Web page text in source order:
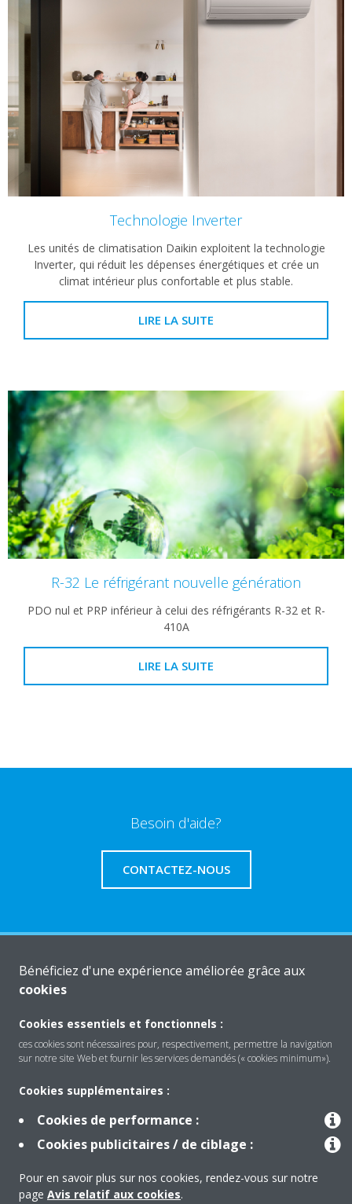
Technologie Inverter
Les unités de climatisation Daikin exploitent la technologie
Inverter, qui réduit les dépenses énergétiques et crée un
climat intérieur plus confortable et plus stable.
LIRE LA SUITE
R-32 Le réfrigérant nouvelle génération
PDO nul et PRP inférieur à celui des réfrigérants R-32 et R-
410A
LIRE LA SUITE
Besoin d'aide?
CONTACTEZ-NOUS
Produits
Solutions
À propos de Daikin
Copyright © Daikin
Politique de confidentialité des données
Bénéficiez d'une expérience améliorée grâce aux
cookies
Cookies essentiels et fonctionnels :
ces cookies sont nécessaires pour, respectivement, permettre la navigation
sur notre site Web et fournir les services demandés (« cookies minimum»).
Cookies supplémentaires :
Cookies de performance :
Cookies publicitaires / de ciblage :
Pour en savoir plus sur nos cookies, rendez-vous sur notre
page Avis relatif aux cookies.